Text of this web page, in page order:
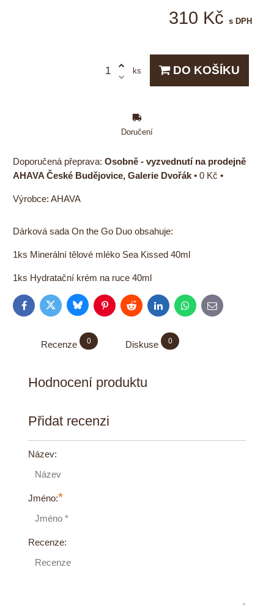
310 Kč s DPH
ks DO KOŠÍKU
Doručení
Osobně - vyzvednutí na prodejně
AHAVA České Budějovice, Galerie Dvořák • 0 Kč •
Výrobce: AHAVA
Dárková sada On the Go Duo obsahuje:
1ks Minerální tělové mléko Sea Kissed 40ml
1ks Hydratační krém na ruce 40ml
FacebookTwitter BlueskyPinterestReddit LinkedInWhatsApp
E-
mail
Recenze 0 Diskuse 0
Hodnocení produktu
Přidat recenzi
Název:
Jméno:*
Recenze: